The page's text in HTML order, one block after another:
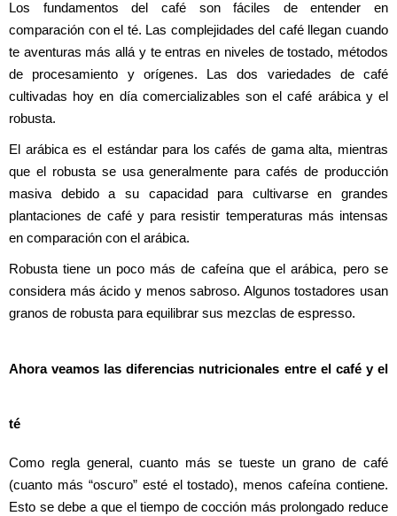
Los fundamentos del café son fáciles de entender en
comparación con el té. Las complejidades del café llegan cuando
te aventuras más allá y te entras en niveles de tostado, métodos
de procesamiento y orígenes. Las dos variedades de café
cultivadas hoy en día comercializables son el café arábica y el
robusta.
El arábica es el estándar para los cafés de gama alta, mientras
que el robusta se usa generalmente para cafés de producción
masiva debido a su capacidad para cultivarse en grandes
plantaciones de café y para resistir temperaturas más intensas
en comparación con el arábica.
Robusta tiene un poco más de cafeína que el arábica, pero se
considera más ácido y menos sabroso. Algunos tostadores usan
granos de robusta para equilibrar sus mezclas de espresso.
Ahora veamos las diferencias nutricionales entre el café y el
té
Como regla general, cuanto más se tueste un grano de café
(cuanto más “oscuro” esté el tostado), menos cafeína contiene.
Esto se debe a que el tiempo de cocción más prolongado reduce